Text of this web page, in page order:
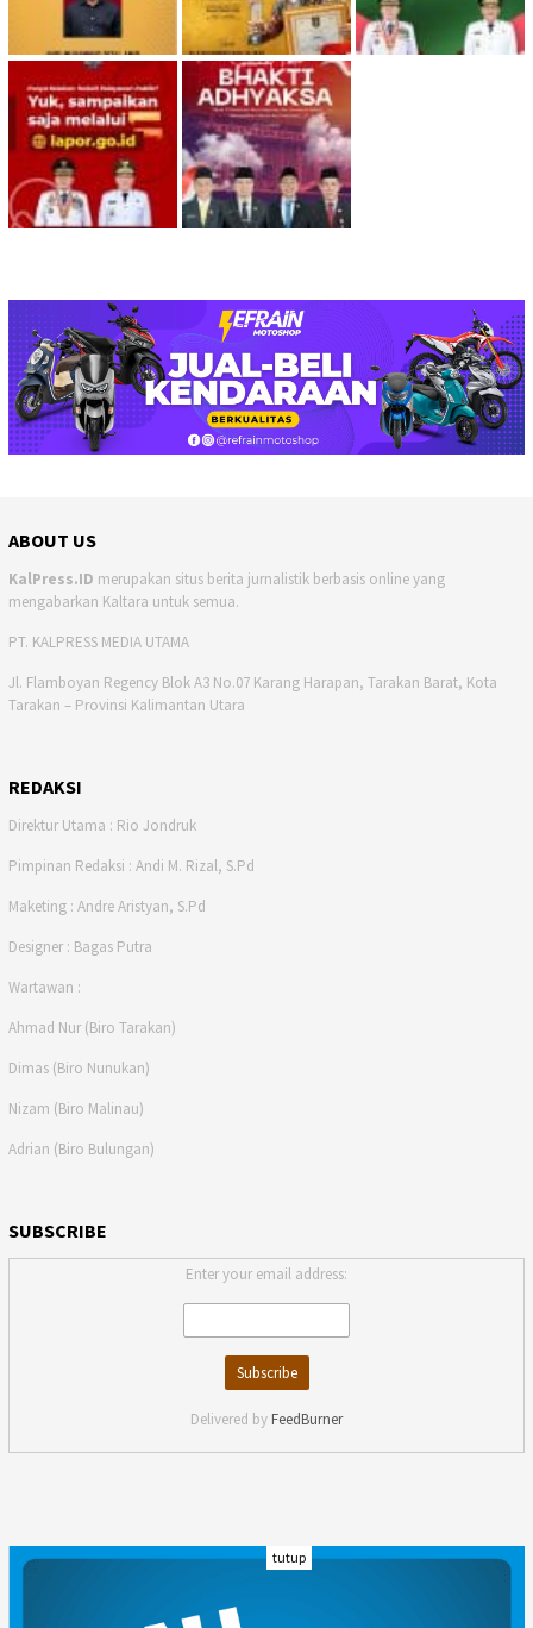
ABOUT US
KalPress.ID merupakan situs berita jurnalistik berbasis online yang
mengabarkan Kaltara untuk semua.
PT. KALPRESS MEDIA UTAMA
Jl. Flamboyan Regency Blok A3 No.07 Karang Harapan, Tarakan Barat, Kota
Tarakan – Provinsi Kalimantan Utara
REDAKSI
Direktur Utama : Rio Jondruk
Pimpinan Redaksi : Andi M. Rizal, S.Pd
Maketing : Andre Aristyan, S.Pd
Designer : Bagas Putra
Wartawan :
Ahmad Nur (Biro Tarakan)
Dimas (Biro Nunukan)
Nizam (Biro Malinau)
Adrian (Biro Bulungan)
SUBSCRIBE
Enter your email address:
Delivered by FeedBurner
INDEKS
tutup